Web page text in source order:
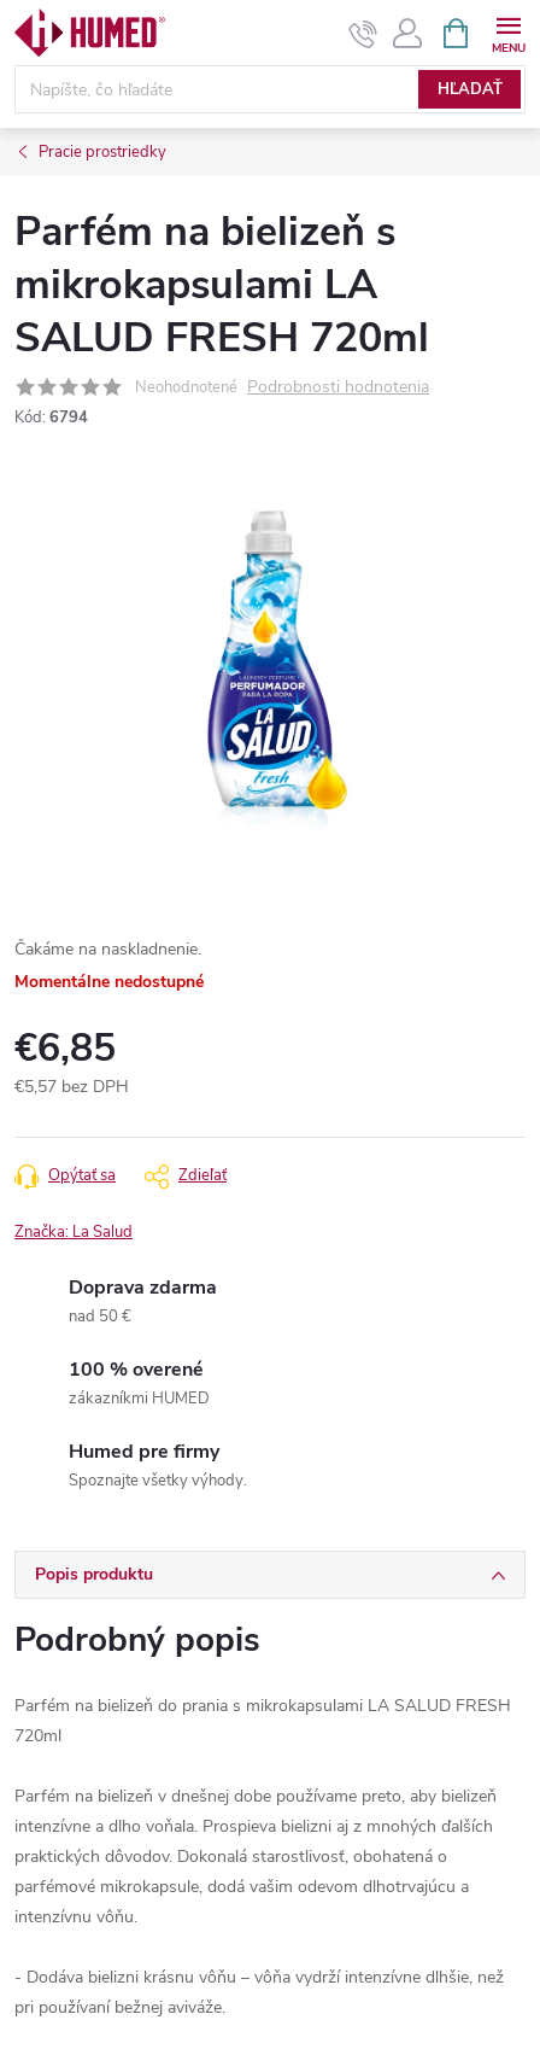
Prejsť
obsah
HĽADAŤ
KOŠÍK
Pracie prostriedky
Parfém na bielizeň s
mikrokapsulami LA
SALUD FRESH 720ml
Neohodnotené Podrobnosti hodnotenia
Kód: 6794
Čakáme na naskladnenie.
Momentálne nedostupné
€6,85
€5,57 bez DPH
cena:
Opýtať sa Zdieľať
Značka: La Salud
Doprava zdarma
nad 50 €
100 % overené
zákazníkmi HUMED
Humed pre firmy
Spoznajte všetky výhody.
Popis produktu
Podrobný popis
Parfém na bielizeň do prania s mikrokapsulami LA SALUD FRESH
720ml
Parfém na bielizeň v dnešnej dobe používame preto, aby bielizeň
intenzívne a dlho voňala. Prospieva bielizni aj z mnohých ďalších
praktických dôvodov. Dokonalá starostlivosť, obohatená o
parfémové mikrokapsule, dodá vašim odevom dlhotrvajúcu a
intenzívnu vôňu.
- Dodáva bielizni krásnu vôňu – vôňa vydrží intenzívne dlhšie, než
pri používaní bežnej aviváže.